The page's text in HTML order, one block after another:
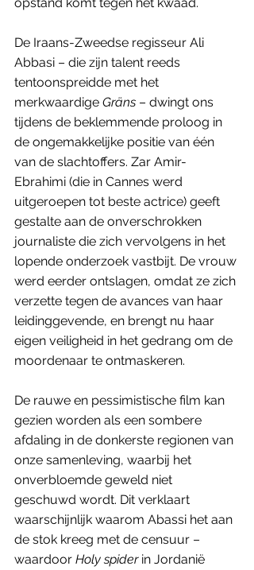
De Iraans-Zweedse regisseur Ali
Abbasi – die zijn talent reeds
tentoonspreidde met het
merkwaardige Gräns – dwingt ons
tijdens de beklemmende proloog in
de ongemakkelijke positie van één
van de slachtoffers. Zar Amir-
Ebrahimi (die in Cannes werd
uitgeroepen tot beste actrice) geeft
gestalte aan de onverschrokken
journaliste die zich vervolgens in het
lopende onderzoek vastbijt. De vrouw
werd eerder ontslagen, omdat ze zich
verzette tegen de avances van haar
leidinggevende, en brengt nu haar
eigen veiligheid in het gedrang om de
moordenaar te ontmaskeren.
De rauwe en pessimistische film kan
gezien worden als een sombere
afdaling in de donkerste regionen van
onze samenleving, waarbij het
onverbloemde geweld niet
geschuwd wordt. Dit verklaart
waarschijnlijk waarom Abassi het aan
de stok kreeg met de censuur –
waardoor Holy spider in Jordanië